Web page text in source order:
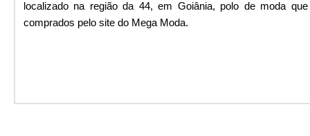
localizado na região da 44, em Goiânia, polo de moda
comprados pelo site do Mega Moda.